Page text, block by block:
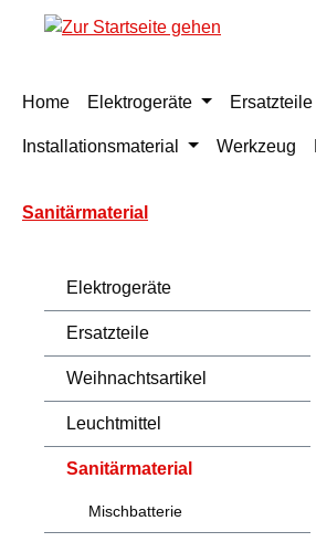
Hauptinhalt springen
Zur Suche springen
Zur Hauptnavigation springen
Home Elektrogeräte Ersatzteile
Installationsmaterial Werkzeug
Sanitärmaterial
Elektrogeräte
Ersatzteile
Weihnachtsartikel
Leuchtmittel
Sanitärmaterial
Mischbatterie